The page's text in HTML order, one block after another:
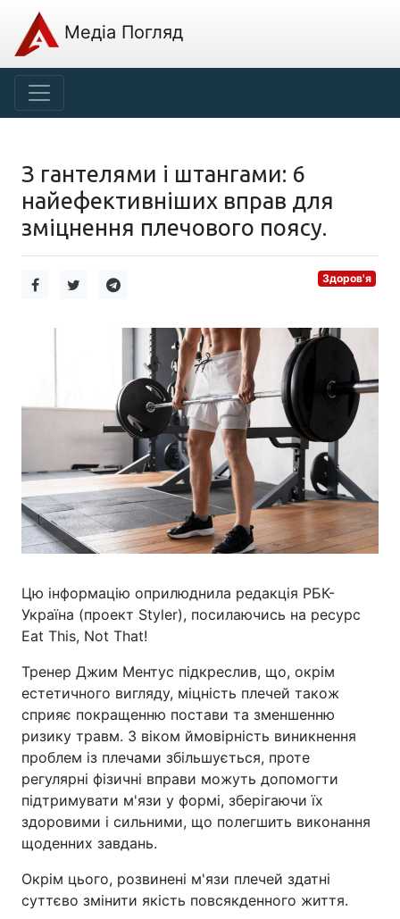
Медіа Погляд
З гантелями і штангами: 6
найефективніших вправ для
зміцнення плечового поясу.
Здоров'я
Цю інформацію оприлюднила редакція РБК-
Україна (проект Styler), посилаючись на ресурс
Eat This, Not That!
Тренер Джим Ментус підкреслив, що, окрім
естетичного вигляду, міцність плечей також
сприяє покращенню постави та зменшенню
ризику травм. З віком ймовірність виникнення
проблем із плечами збільшується, проте
регулярні фізичні вправи можуть допомогти
підтримувати м'язи у формі, зберігаючи їх
здоровими і сильними, що полегшить виконання
щоденних завдань.
Окрім цього, розвинені м'язи плечей здатні
суттєво змінити якість повсякденного життя.